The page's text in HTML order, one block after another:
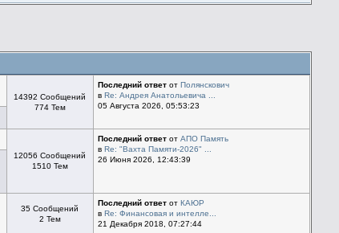
14392 Сообщений
774 Тем
Последний ответот Полянскович
в Re: Андрея Анатольевича ...
05 Августа 2026, 05:53:23
12056 Сообщений
1510 Тем
Последний ответот АПО Память
в Re: "Вахта Памяти-2026" ...
26 Июня 2026, 12:43:39
35 Сообщений
2 Тем
Последний ответот КАЮР
в Re: Финансовая и интелле...
21 Декабря 2018, 07:27:44